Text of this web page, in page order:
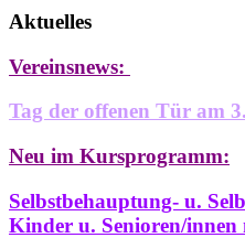
Aktuelles
Vereinsnews:
Tag der offenen Tür am
Neu im Kursprogramm:
Selbstbehauptung- u.
Kinder u. Senioren/innen